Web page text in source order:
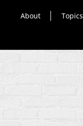
About Topics